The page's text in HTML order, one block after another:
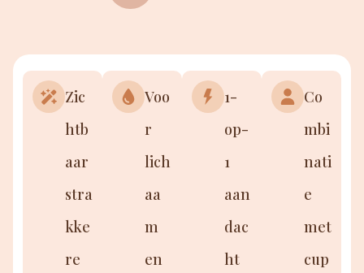
Zic
htb
aar
stra
kke
re
Voo
r
lich
aa
m
en
1-
op-
1
aan
dac
ht
Co
mbi
nati
e
met
cup